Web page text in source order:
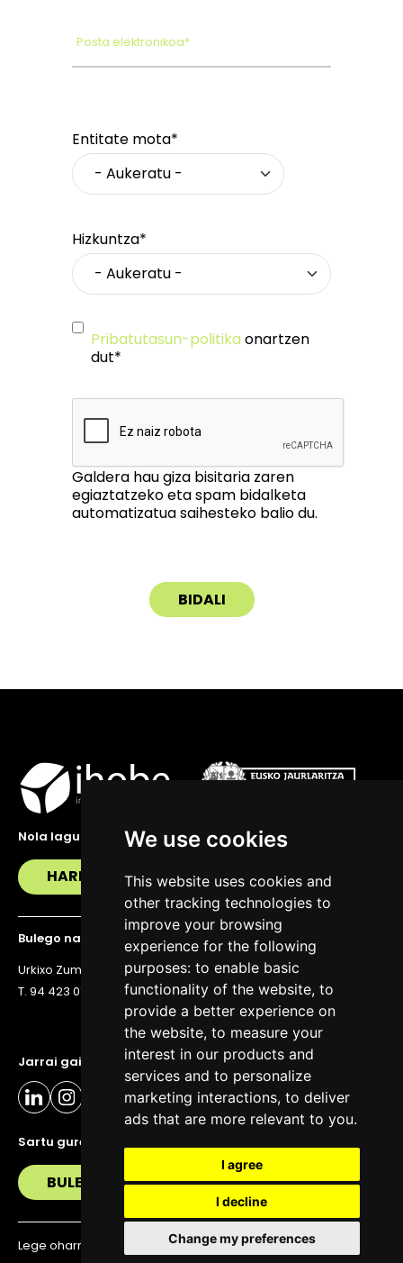
We use cookies
This website uses cookies and
other tracking technologies to
improve your browsing
experience for the following
purposes: to enable basic
functionality of the website, to
provide a better experience on
the website, to measure your
interest in our products and
services and to personalize
marketing interactions, to deliver
ads that are more relevant to you.
I agree
I decline
Change my preferences
Posta elektronikoa*
Entitate mota*
Hizkuntza*
Pribatutasun-politika onartzen
dut*
Galdera hau giza bisitaria zaren
egiaztatzeko eta spam bidalketa
automatizatua saihesteko balio du.
Jarrai gaitzazu eguneratuta egoteko
Sartu gure buletinera
BULETIN
Nola lagundu zaitzakegu?
HARREMANETAN JARRI
Bulego nagusia
Urkixo Zumarkalea 36, 6. solairua, 48011 Bilbo
T. 94 423 07 43
Lege oharra Pribatutasun politika